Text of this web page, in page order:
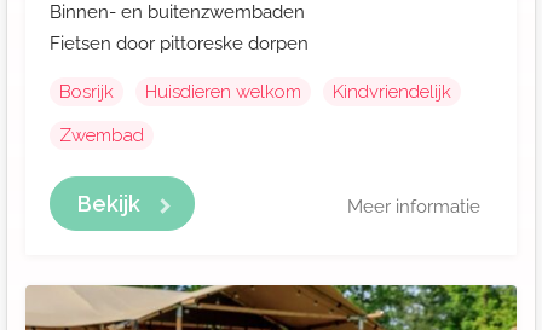
Binnen- en buitenzwembaden
Fietsen door pittoreske dorpen
Bosrijk Huisdieren welkom
Kindvriendelijk
Zwembad
Bekijk Meer informatie